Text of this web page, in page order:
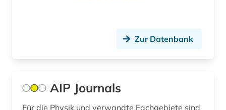
enzyklopädie (4)
Zur Datenbank
AIP Journals
Für die Physik und verwandte Fachgebiete sind